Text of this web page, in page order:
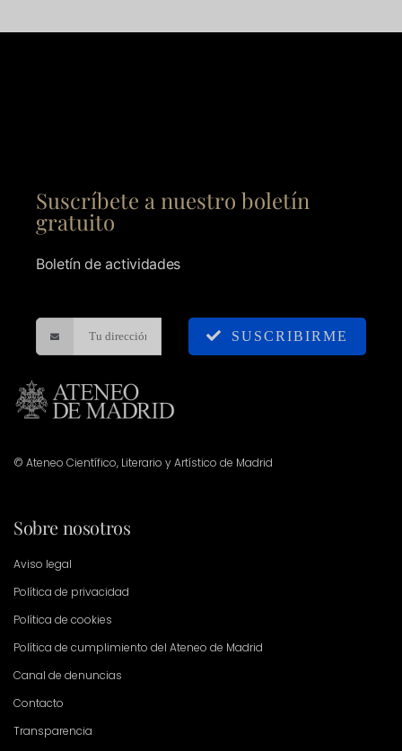
Suscríbete a nuestro boletín
gratuito
Boletín de actividades
SUSCRIBIRME
© Ateneo Científico, Literario y Artístico de Madrid
Sobre nosotros
Aviso legal
Política de privacidad
Política de cookies
Política de cumplimiento del Ateneo de Madrid
Canal de denuncias
Contacto
Transparencia